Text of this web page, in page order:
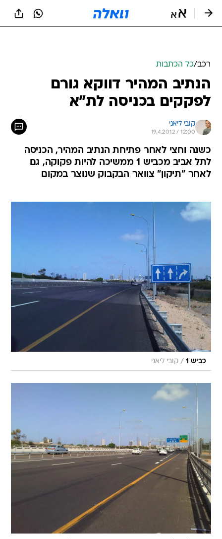
רכב/כל הכתבות
הנתיב המהיר דווקא גורם
לפקקים בכניסה לת"א
קובי ליאני
19.4.2012 / 12:00
כשנה וחצי לאחר פתיחת הנתיב המהיר, הכניסה
לתל אביב מכביש 1 ממשיכה להיות פקוקה, גם
לאחר "תיקון" צוואר הבקבוק שנוצר במקום
כביש 1 / קובי ליאני